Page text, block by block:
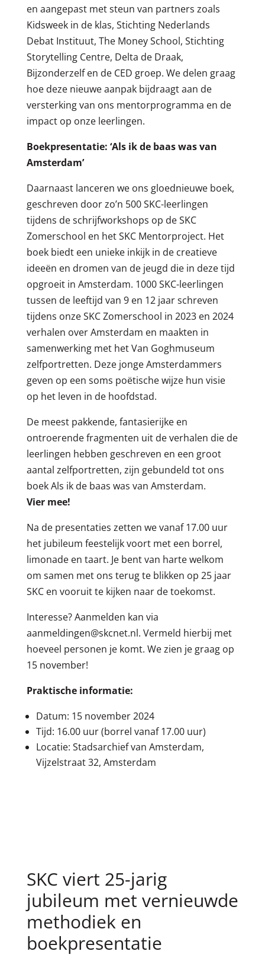
en aangepast met steun van partners zoals
Kidsweek in de klas, Stichting Nederlands
Debat Instituut, The Money School, Stichting
Storytelling Centre, Delta de Draak,
Bijzonderzelf en de CED groep. We delen graag
hoe deze nieuwe aanpak bijdraagt aan de
versterking van ons mentorprogramma en de
impact op onze leerlingen.
Boekpresentatie: ‘Als ik de baas was van
Amsterdam’
Daarnaast lanceren we ons gloednieuwe boek,
geschreven door zo’n 500 SKC-leerlingen
tijdens de schrijfworkshops op de SKC
Zomerschool en het SKC Mentorproject. Het
boek biedt een unieke inkijk in de creatieve
ideeën en dromen van de jeugd die in deze tijd
opgroeit in Amsterdam. 1000 SKC-leerlingen
tussen de leeftijd van 9 en 12 jaar schreven
tijdens onze SKC Zomerschool in 2023 en 2024
verhalen over Amsterdam en maakten in
samenwerking met het Van Goghmuseum
zelfportretten. Deze jonge Amsterdammers
geven op een soms poëtische wijze hun visie
op het leven in de hoofdstad.
De meest pakkende, fantasierijke en
ontroerende fragmenten uit de verhalen die de
leerlingen hebben geschreven en een groot
aantal zelfportretten, zijn gebundeld tot ons
boek Als ik de baas was van Amsterdam.
Vier mee!
Na de presentaties zetten we vanaf 17.00 uur
het jubileum feestelijk voort met een borrel,
limonade en taart. Je bent van harte welkom
om samen met ons terug te blikken op 25 jaar
SKC en vooruit te kijken naar de toekomst.
Interesse? Aanmelden kan via
aanmeldingen@skcnet.nl. Vermeld hierbij met
hoeveel personen je komt. We zien je graag op
15 november!
Praktische informatie:
Datum: 15 november 2024
Tijd: 16.00 uur (borrel vanaf 17.00 uur)
Locatie: Stadsarchief van Amsterdam,
Vijzelstraat 32, Amsterdam
SKC viert 25-jarig
jubileum met vernieuwde
methodiek en
boekpresentatie